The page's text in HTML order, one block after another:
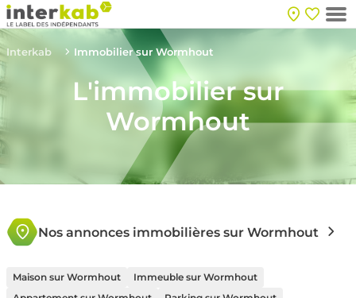
Interkab Immobilier sur Wormhout
L'immobilier sur
Wormhout
Nos annonces immobilières sur Wormhout
Maison sur Wormhout
Immeuble sur Wormhout